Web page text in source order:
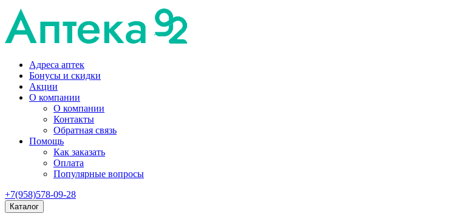
Адреса аптек
Бонусы и скидки
Акции
О компании
О компании
Контакты
Обратная связь
Помощь
Как заказать
Оплата
Популярные вопросы
+7(958)578-09-28
Каталог